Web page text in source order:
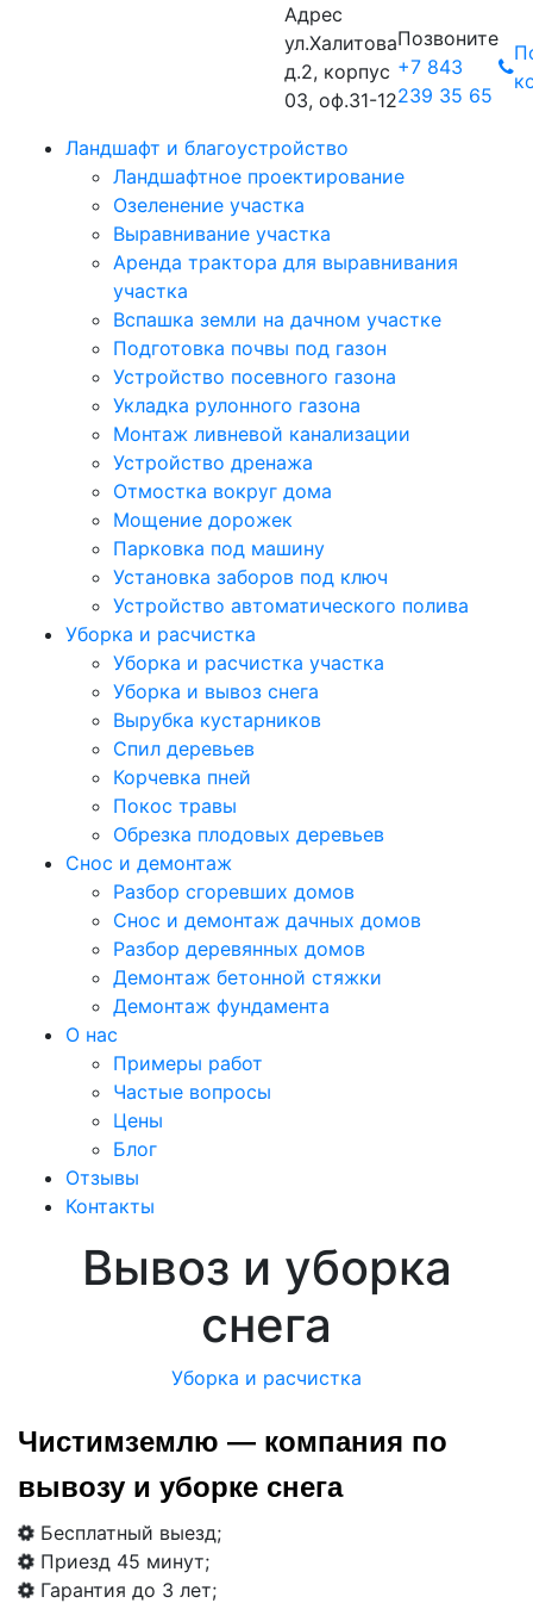
Адрес
ул.Халитова
д.2, корпус
03, оф.31-12
Позвоните
+7 843
239 35 65
Ландшафт и благоустройство
Ландшафтное проектирование
Озеленение участка
Выравнивание участка
Аренда трактора для выравнивания
участка
Вспашка земли на дачном участке
Подготовка почвы под газон
Устройство посевного газона
Укладка рулонного газона
Монтаж ливневой канализации
Устройство дренажа
Отмостка вокруг дома
Мощение дорожек
Парковка под машину
Установка заборов под ключ
Устройство автоматического полива
Уборка и расчистка
Уборка и расчистка участка
Уборка и вывоз снега
Вырубка кустарников
Спил деревьев
Корчевка пней
Покос травы
Обрезка плодовых деревьев
Снос и демонтаж
Разбор сгоревших домов
Снос и демонтаж дачных домов
Разбор деревянных домов
Демонтаж бетонной стяжки
Демонтаж фундамента
О нас
Примеры работ
Частые вопросы
Цены
Блог
Отзывы
Контакты
Вывоз и уборка
снега
Уборка и расчистка
Чистимземлю — компания по
вывозу и уборке снега
Бесплатный выезд;
Приезд 45 минут;
Гарантия до 3 лет;